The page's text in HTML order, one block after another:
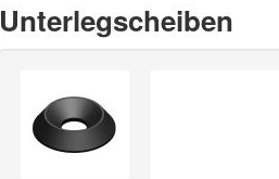
Unterlegscheiben